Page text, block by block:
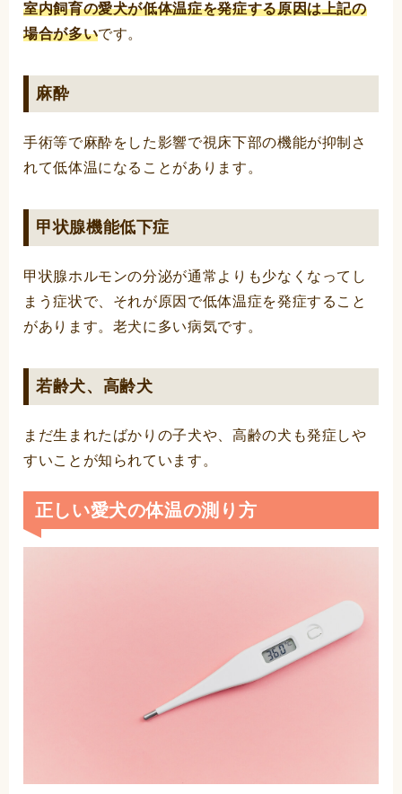
室内飼育の愛犬が低体温症を発症する原因は上記の
場合が多いです。
麻酔
手術等で麻酔をした影響で視床下部の機能が抑制さ
れて低体温になることがあります。
甲状腺機能低下症
甲状腺ホルモンの分泌が通常よりも少なくなってし
まう症状で、それが原因で低体温症を発症すること
があります。老犬に多い病気です。
若齢犬、高齢犬
まだ生まれたばかりの子犬や、高齢の犬も発症しや
すいことが知られています。
正しい愛犬の体温の測り方